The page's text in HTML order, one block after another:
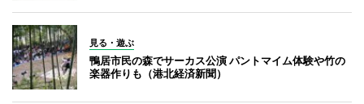
見る・遊ぶ
鴨居市民の森でサーカス公演 パントマイム体験や竹の
楽器作りも（港北経済新聞）